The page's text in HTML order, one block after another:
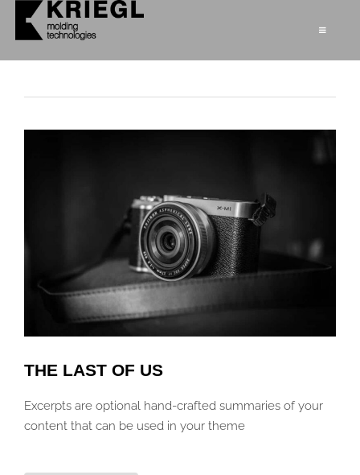
THE LAST OF US
Excerpts are optional hand-crafted summaries of your
content that can be used in your theme